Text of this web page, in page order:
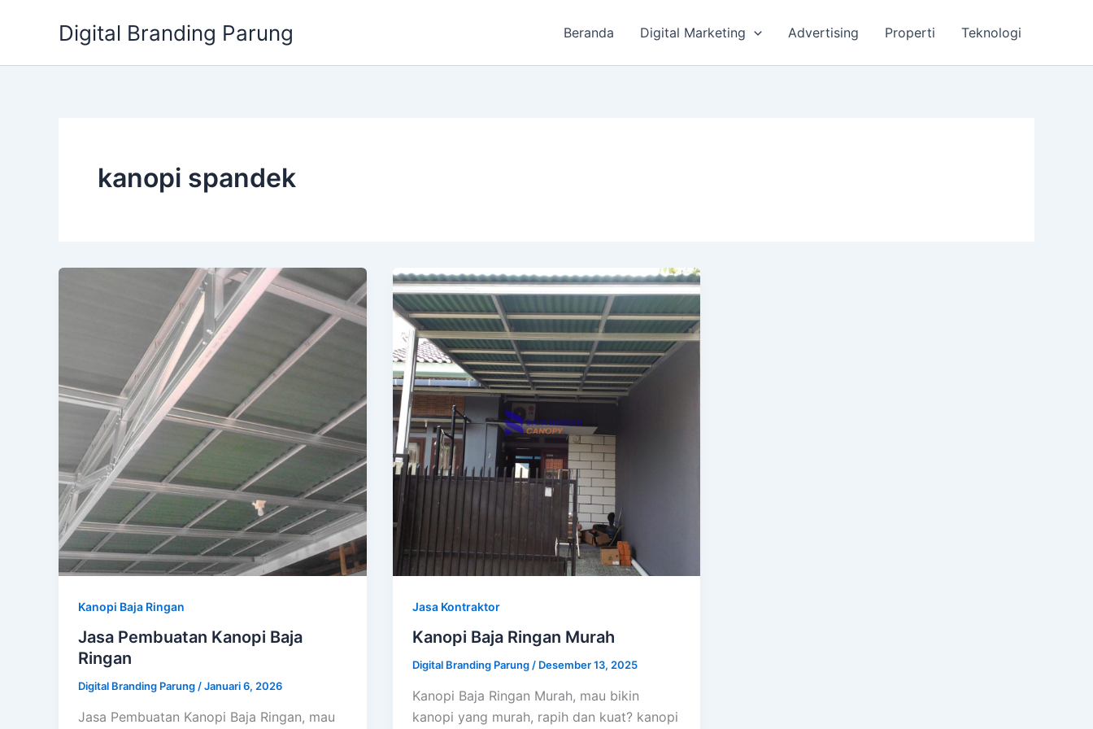
Digital Branding Parung Beranda Digital Marketing Advertising Properti Teknologi
kanopi spandek
Kanopi Baja Ringan
Jasa Pembuatan Kanopi Baja
Ringan
Digital Branding Parung/Januari 6, 2026
Jasa Pembuatan Kanopi Baja Ringan, mau
Jasa Kontraktor
Kanopi Baja Ringan Murah
Digital Branding Parung/ Desember 13, 2025
Kanopi Baja Ringan Murah, mau bikin
kanopi yang murah, rapih dan kuat? kanopi